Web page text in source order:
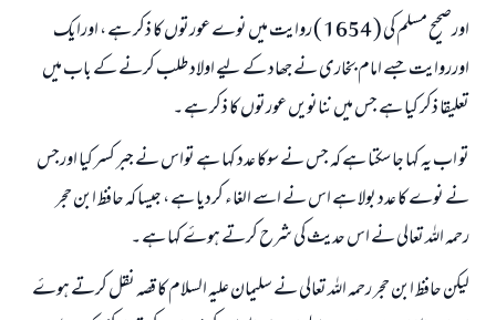
اورصحیح مسلم کی ( 1654 ) روایت میں نوے عورتوں کا ذکر ہے ، اورایک
اورروایت جسے امام بخاری نے جھاد کے لیے اولاد طلب کرنے کے باب میں
تعلیقا ذکر کیا ہے جس میں ننانویں عورتوں کا ذکر ہے ۔
تو اب یہ کہا جا سکتا ہے کہ جس نے سوکا عدد کہا ہے تواس نے جبر کسر کیا اورجس
نے نوے کا عدد بولا ہے اس نے اسے الغاء کردیا ہے ، جیسا کہ حافظ ابن حجر
رحمہ اللہ تعالی نے اس حدیث کی شرح کرتے ہوۓ کہا ہے ۔
لیکن حافظ ابن حجر رحمہ اللہ تعالی نے سلیمان علیہ السلام کا قصہ نقل کرتے ہوۓ
جواب نمبر 110845 نے نکاح ٹوٹنے سے بچایا۔